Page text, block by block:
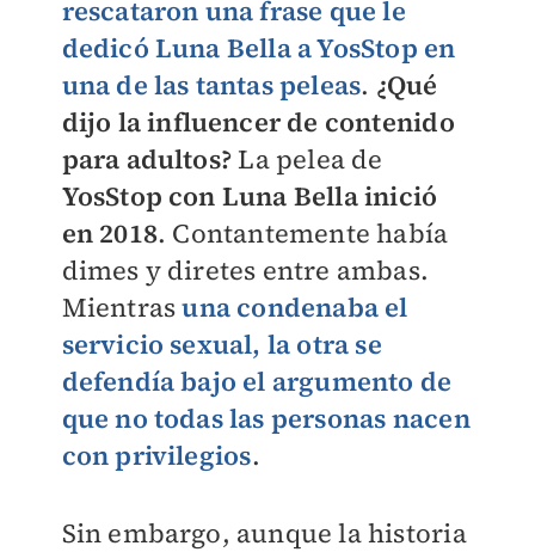
rescataron una frase que le
dedicó Luna Bella a YosStop en
una de las tantas peleas. ¿Qué
dijo la influencer de contenido
para adultos?La pelea de
YosStop con Luna Bella inició
en 2018. Contantemente había
dimes y diretes entre ambas.
Mientrasuna condenaba el
servicio sexual, la otra se
defendía bajo el argumento de
que no todas las personas nacen
con privilegios.
Sin embargo, aunque la historia